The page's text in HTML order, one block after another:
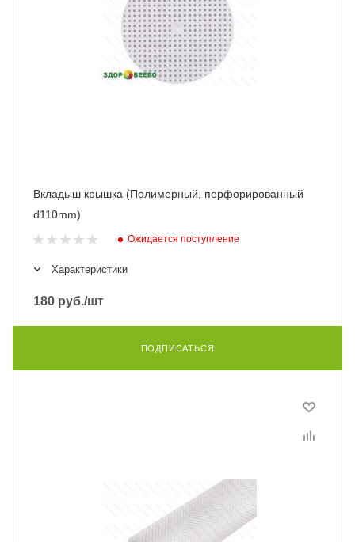
Вкладыш крышка (Полимерный, перфорированный
d110mm)
Ожидается поступление
Характеристики
180 руб./шт
ПОДПИСАТЬСЯ